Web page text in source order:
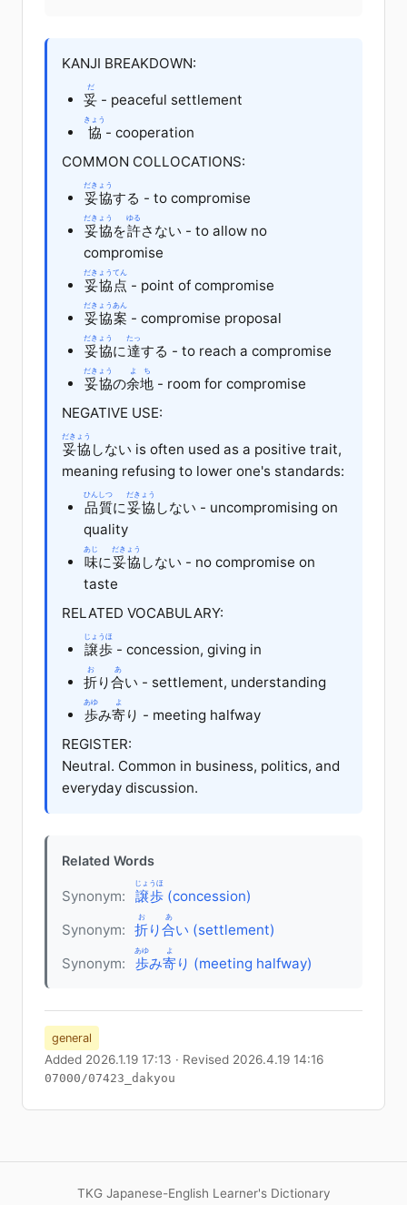
KANJI BREAKDOWN:
妥
だ
- peaceful settlement
協
きょう
- cooperation
COMMON COLLOCATIONS:
妥協
だきょう
する - to compromise
妥協
だきょう
を許
ゆる
さない - to allow no
compromise
妥協点
だきょうてん
- point of compromise
妥協案
だきょうあん
- compromise proposal
妥協
だきょう
に達
たっ
する - to reach a compromise
妥協
だきょう
の余地
よち
- room for compromise
NEGATIVE USE:
妥協
だきょう
しない is often used as a positive trait,
meaning refusing to lower one's standards:
品質
ひんしつ
に妥協
だきょう
しない - uncompromising on
quality
味
あじ
に妥協
だきょう
しない - no compromise on
taste
RELATED VOCABULARY:
譲歩
じょうほ
- concession, giving in
折
お
り合
あ
い - settlement, understanding
歩
あゆ
み寄
よ
り - meeting halfway
REGISTER:
Neutral. Common in business, politics, and
everyday discussion.
Related Words
Synonym: 譲歩
じょうほ
(concession)
Synonym: 折
お
り合
あ
い (settlement)
Synonym:
歩
あゆ
み寄
よ
り (meeting halfway)
general
Added 2026.1.19 17:13 · Revised 2026.4.19 14:16
07000/07423_dakyou
TKG Japanese-English Learner's Dictionary